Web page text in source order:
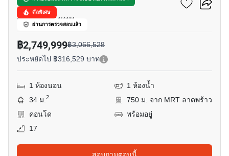
ดีลพิเศษ
ผ่านการตรวจสอบแล้ว
จอมพล, กรุงเทพ
฿2,749,999฿3,066,528
ประหยัดไป ฿316,529 บาท
1 ห้องนอน
1 ห้องน้ำ
34 ม.2
750 ม. จาก MRT ลาดพร้าว
คอนโด
พร้อมอยู่
17